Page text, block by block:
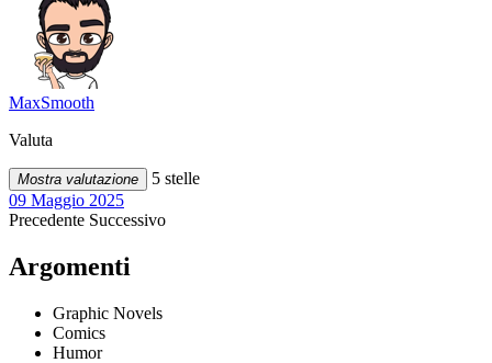
MaxSmooth
Valuta
Mostra valutazione
5 stelle
09 Maggio 2025
Precedente Successivo
Argomenti
Graphic Novels
Comics
Humor